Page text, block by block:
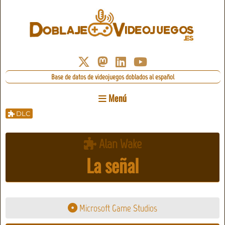
Base de datos de videojuegos doblados al español
Menú
DLC
Alan Wake
La señal
Microsoft Game Studios